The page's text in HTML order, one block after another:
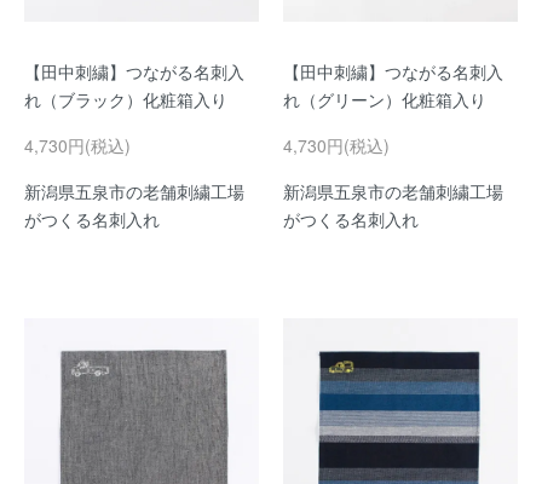
【田中刺繍】つながる名刺入
れ（ブラック）化粧箱入り
4,730円(税込)
新潟県五泉市の老舗刺繍工場
がつくる名刺入れ
【田中刺繍】つながる名刺入
れ（グリーン）化粧箱入り
4,730円(税込)
新潟県五泉市の老舗刺繍工場
がつくる名刺入れ